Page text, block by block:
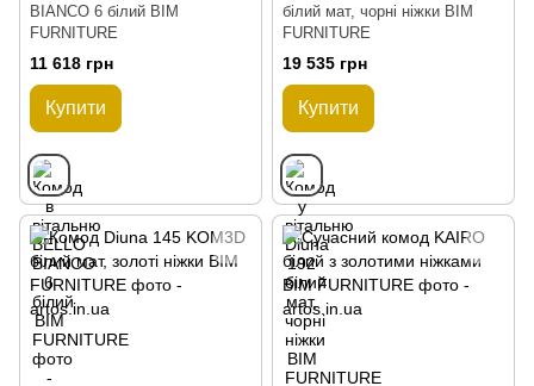
BIANCO 6 білий BIM
FURNITURE
11 618 грн
Купити
білий мат, чорні ніжки BIM
FURNITURE
19 535 грн
Купити